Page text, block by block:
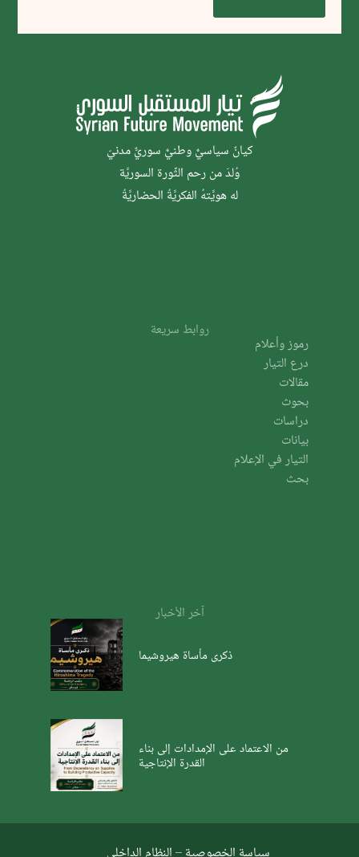
كيانٌ سياسيٌّ وطنيٌّ سوريٌّ مدنيّ
وُلدَ من رحم الثَّورة السوريَّة
له هويَّتهُ الفكريَّةُ الحضاريَّةُ
روابط سريعة
رموز وأعلام
درع التيار
مقالات
بحوث
دراسات
بيانات
التيار في الإعلام
بحث
آخر الأخبار
ذكرى مأساة هيروشيما
من الاعتماد على الإمدادات إلى بناء
القدرة الإنتاجية
سياسة الخصوصية – النظام الداخلي